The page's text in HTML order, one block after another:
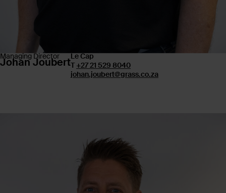
Managing Director
Johan JoubertLe Cap
T +27 21 529 8040
johan.joubert@grass.co.za